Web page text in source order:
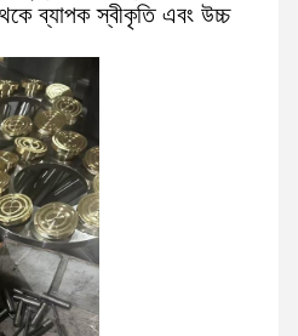
ব্যাপক স্বীকৃতি এবং উচ্চ